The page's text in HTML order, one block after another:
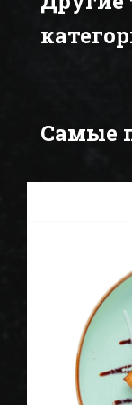
Самые